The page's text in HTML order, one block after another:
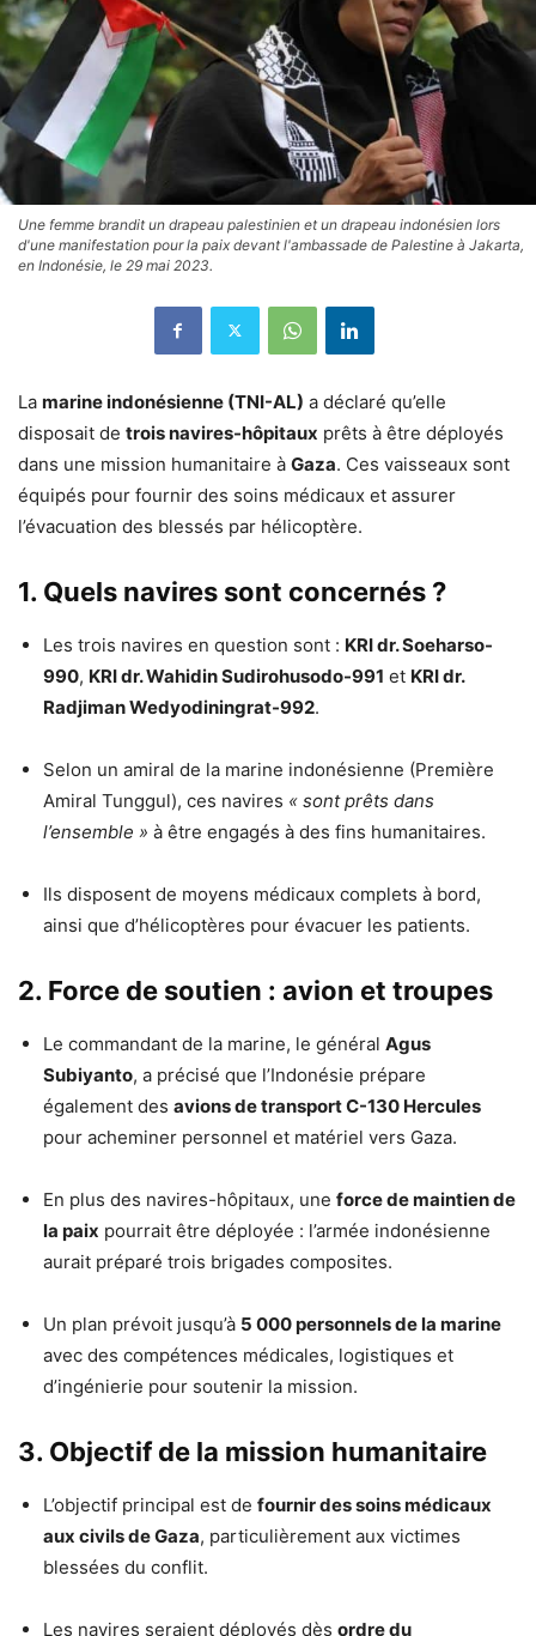
Une femme brandit un drapeau palestinien et un drapeau indonésien lors
d'une manifestation pour la paix devant l'ambassade de Palestine à Jakarta,
en Indonésie, le 29 mai 2023.
La marine indonésienne (TNI-AL) a déclaré qu’elle
disposait de trois navires-hôpitaux prêts à être déployés
dans une mission humanitaire à Gaza. Ces vaisseaux sont
équipés pour fournir des soins médicaux et assurer
l’évacuation des blessés par hélicoptère.
1. Quels navires sont concernés ?
Les trois navires en question sont : KRI dr. Soeharso-
990, KRI dr. Wahidin Sudirohusodo-991 et KRI dr.
Radjiman Wedyodiningrat-992.
Selon un amiral de la marine indonésienne (Première
Amiral Tunggul), ces navires « sont prêts dans
l’ensemble » à être engagés à des fins humanitaires.
Ils disposent de moyens médicaux complets à bord,
ainsi que d’hélicoptères pour évacuer les patients.
2. Force de soutien : avion et troupes
Le commandant de la marine, le général Agus
Subiyanto, a précisé que l’Indonésie prépare
également des avions de transport C-130 Hercules
pour acheminer personnel et matériel vers Gaza.
En plus des navires-hôpitaux, une force de maintien de
la paix pourrait être déployée : l’armée indonésienne
aurait préparé trois brigades composites.
Un plan prévoit jusqu’à 5 000 personnels de la marine
avec des compétences médicales, logistiques et
d’ingénierie pour soutenir la mission.
3. Objectif de la mission humanitaire
L’objectif principal est de fournir des soins médicaux
aux civils de Gaza, particulièrement aux victimes
blessées du conflit.
Les navires seraient déployés dès ordre du